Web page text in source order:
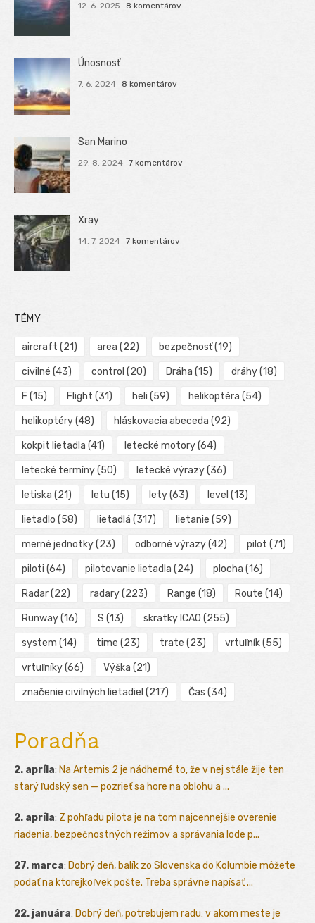
12. 6. 2025 8 komentárov
Únosnosť
7. 6. 2024 8 komentárov
San Marino
29. 8. 2024 7 komentárov
Xray
14. 7. 2024 7 komentárov
TÉMY
aircraft (21) area (22) bezpečnosť(19)
civilné (43) control (20) Dráha (15) dráhy(18)
F (15) Flight (31) heli (59) helikoptéra (54)
helikoptéry(48) hláskovacia abeceda (92)
kokpit lietadla (41) letecké motory(64)
letecké termíny(50) letecké výrazy(36)
letiska (21) letu (15) lety(63) level (13)
lietadlo (58) lietadlá (317) lietanie (59)
merné jednotky(23) odborné výrazy(42) pilot (71)
piloti (64) pilotovanie lietadla (24) plocha (16)
Radar(22) radary(223) Range (18) Route (14)
Runway(16) S (13) skratky ICAO (255)
system (14) time (23) trate (23) vrtuľník(55)
vrtuľníky(66) Výška (21)
značenie civilných lietadiel (217) Čas (34)
Poradňa
2. apríla: Na Artemis 2 je nádherné to, že v nej stále žije ten
starý ľudský sen — pozrieť sa hore na oblohu a ...
2. apríla: Z pohľadu pilota je na tom najcennejšie overenie
riadenia, bezpečnostných režimov a správania lode p...
27. marca: Dobrý deň, balík zo Slovenska do Kolumbie môžete
podať na ktorejkoľvek pošte. Treba správne napísať ...
22. januára: Dobrý deň, potrebujem radu: v akom meste je